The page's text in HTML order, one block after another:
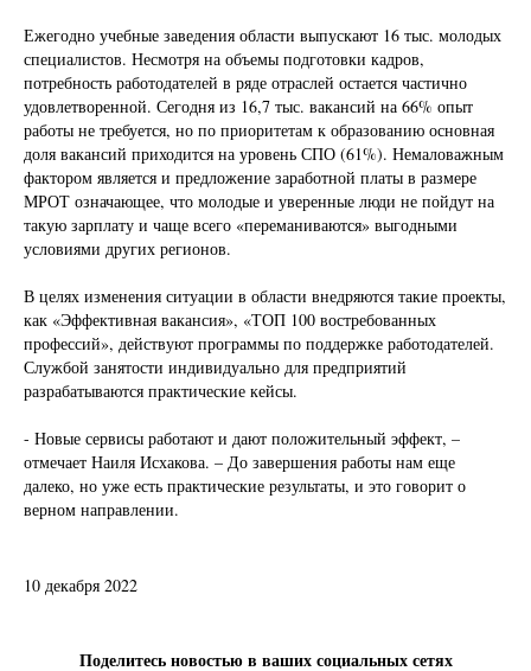
Ежегодно учебные заведения области выпускают 16 тыс. молодых
специалистов. Несмотря на объемы подготовки кадров,
потребность работодателей в ряде отраслей остается частично
удовлетворенной. Сегодня из 16,7 тыс. вакансий на 66% опыт
работы не требуется, но по приоритетам к образованию основная
доля вакансий приходится на уровень СПО (61%). Немаловажным
фактором является и предложение заработной платы в размере
МРОТ означающее, что молодые и уверенные люди не пойдут на
такую зарплату и чаще всего «переманиваются» выгодными
условиями других регионов.
В целях изменения ситуации в области внедряются такие проекты,
как «Эффективная вакансия», «ТОП 100 востребованных
профессий», действуют программы по поддержке работодателей.
Службой занятости индивидуально для предприятий
разрабатываются практические кейсы.
- Новые сервисы работают и дают положительный эффект, –
отмечает Наиля Исхакова. – До завершения работы нам еще
далеко, но уже есть практические результаты, и это говорит о
верном направлении.
10 декабря 2022
Поделитесь новостью в ваших социальных сетях